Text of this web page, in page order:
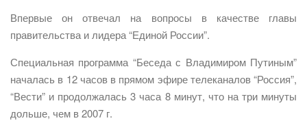
Впервые он отвечал на вопросы в качестве главы
правительства и лидера “Единой России”.
Специальная программа “Беседа с Владимиром Путиным”
началась в 12 часов в прямом эфире телеканалов “Россия”,
“Вести” и продолжалась 3 часа 8 минут, что на три минуты
дольше, чем в 2007 г.